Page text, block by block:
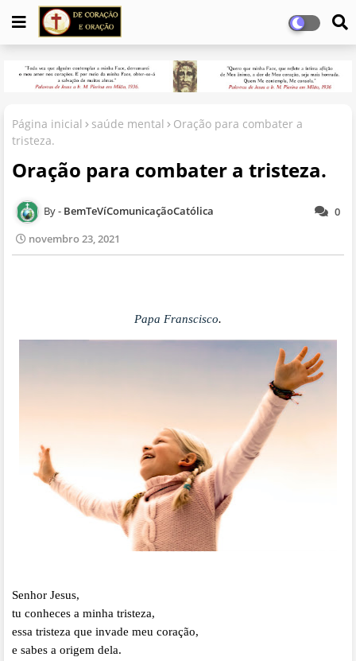
Página inicial saúde mental
Oração para combater a
tristeza.
Oração para combater a tristeza.
0
BemTeVíComunicaçãoCatólica
novembro 23, 2021
Papa Franscisco.
Senhor Jesus,
tu conheces a minha tristeza,
essa tristeza que invade meu coração,
e sabes a origem dela.